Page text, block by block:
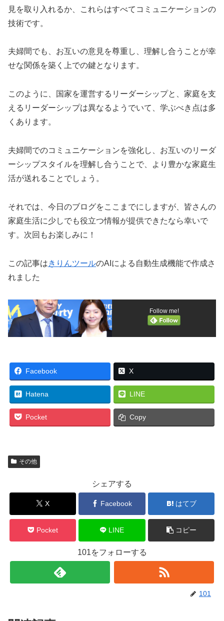
見を取り入れるか、これらはすべてコミュニケーションの
技術です。
夫婦間でも、お互いの意見を尊重し、理解し合うことが幸
せな関係を築く上での鍵となります。
このように、国家を運営するリーダーシップと、家庭を支
えるリーダーシップは異なるようでいて、学ぶべき点は多
くあります。
夫婦間でのコミュニケーションを強化し、お互いのリーダ
ーシップスタイルを理解し合うことで、より豊かな家庭生
活が送れることでしょう。
それでは、今日のブログをここまでにしますが、皆さんの
家庭生活に少しでも役立つ情報が提供できたなら幸いで
す。次回もお楽しみに！
この記事はきりんツールのAIによる自動生成機能で作成さ
れました
Follow me!
Facebook X
Hatena LINE
Pocket Copy
その他
シェアする
X Facebook はてブ
Pocket LINE コピー
101をフォローする
101